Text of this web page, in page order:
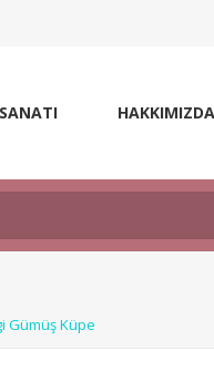
HAKKIMIZDA
Gümüş Küpe